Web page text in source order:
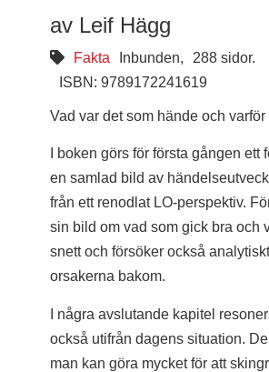
av Leif Hägg
Fakta Inbunden,
288 sidor.
ISBN: 9789172241619
Vad var det som hände och
I boken görs för första gången ett
en samlad bild av
från ett renodlat LO-perspektiv.
sin bild om vad som gick bra och
snett och försöker också
orsakerna bakom.
I några avslutande kapitel
också utifrån dagens situation.
man kan göra mycket för att